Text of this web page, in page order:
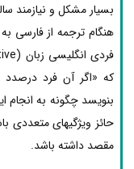
بسیار مشکل و نیازمند
هنگام ترجمه از فارسی
که «اگر آن فرد
بنویسد چگونه به انجام
حائز ویژگی­های متعددی
مقصد داشته باشد.